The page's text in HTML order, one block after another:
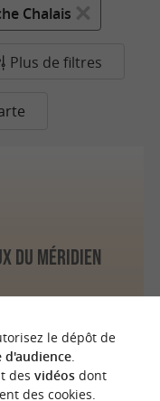
Chalais
Plus de filtres
du Méridien
le dépôt de
d'audience.
des vidéosdont
des cookies.